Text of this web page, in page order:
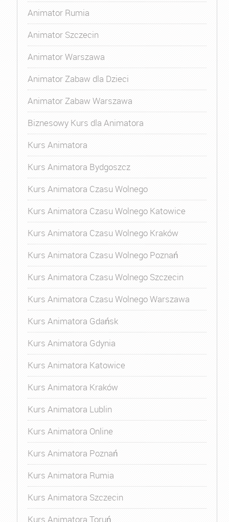
Animator Rumia
Animator Szczecin
Animator Warszawa
Animator Zabaw dla Dzieci
Animator Zabaw Warszawa
Biznesowy Kurs dla Animatora
Kurs Animatora
Kurs Animatora Bydgoszcz
Kurs Animatora Czasu Wolnego
Kurs Animatora Czasu Wolnego Katowice
Kurs Animatora Czasu Wolnego Kraków
Kurs Animatora Czasu Wolnego Poznań
Kurs Animatora Czasu Wolnego Szczecin
Kurs Animatora Czasu Wolnego Warszawa
Kurs Animatora Gdańsk
Kurs Animatora Gdynia
Kurs Animatora Katowice
Kurs Animatora Kraków
Kurs Animatora Lublin
Kurs Animatora Online
Kurs Animatora Poznań
Kurs Animatora Rumia
Kurs Animatora Szczecin
Kurs Animatora Toruń